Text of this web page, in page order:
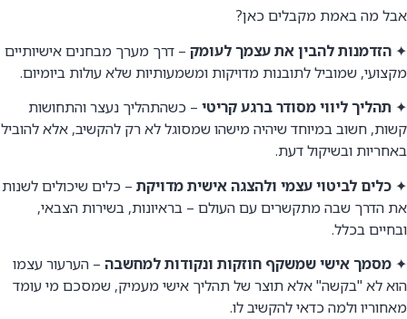
אבל מה באמת מקבלים כאן?
✦ הזדמנות להבין את עצמך לעומק – דרך מערך מבחנים אישיותיים
מקצועי, שמוביל לתובנות מדויקות ומשמעותיות שלא עולות ביומיום.
✦ תהליך ליווי מסודר ברגע קריטי – כשהתהליך נעצר והתחושות
קשות, חשוב במיוחד שיהיה מישהו שמסוגל לא רק להקשיב, אלא להוביל
באחריות ובשיקול דעת.
✦ כלים לביטוי עצמי ולהצגה אישית מדויקת – כלים שיכולים לשנות
את הדרך שבה מתקשרים עם העולם – בראיונות, בשירות הצבאי,
ובחיים בכלל.
✦ מסמך אישי שמשקף חוזקות ונקודות למחשבה – הערעור עצמו
הוא לא "בקשה" אלא תוצר של תהליך אישי מעמיק, שמסכם מי עומד
מאחוריו ולמה כדאי להקשיב לו.